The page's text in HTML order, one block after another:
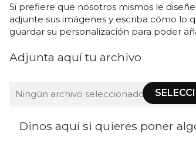
Si prefiere que nosotros mismos le
adjunte sus imágenes y escriba cómo lo
guardar su personalización para poder
Adjunta aquí tu archivo
Ningún archivo seleccionado
Dinos aquí si quieres poner